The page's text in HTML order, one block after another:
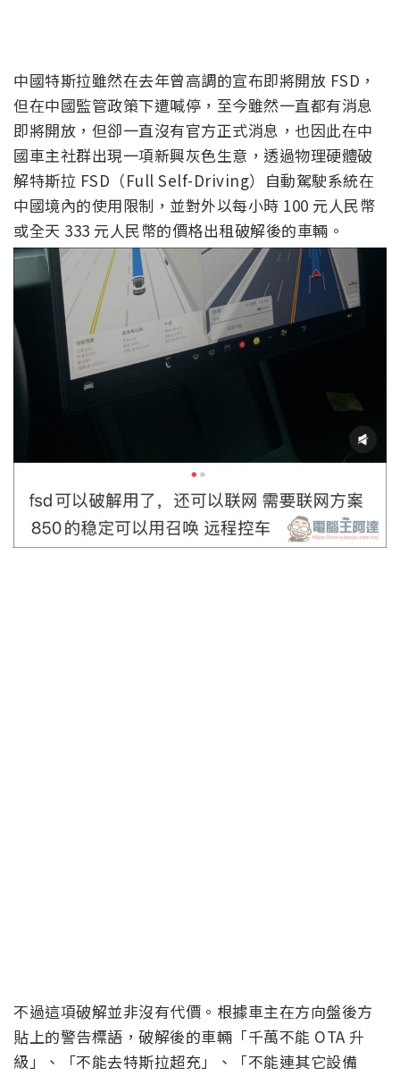
中國特斯拉雖然在去年曾高調的宣布即將開放 FSD，
但在中國監管政策下遭喊停，至今雖然一直都有消息
即將開放，但卻一直沒有官方正式消息，也因此在中
國車主社群出現一項新興灰色生意，透過物理硬體破
解特斯拉 FSD（Full Self-Driving）自動駕駛系統在
中國境內的使用限制，並對外以每小時 100 元人民幣
或全天 333 元人民幣的價格出租破解後的車輛。
不過這項破解並非沒有代價。根據車主在方向盤後方
貼上的警告標語，破解後的車輛「千萬不能 OTA 升
級」、「不能去特斯拉超充」、「不能連其它設備